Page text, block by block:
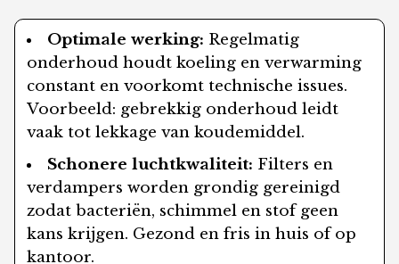
Optimale werking: Regelmatig
onderhoud houdt koeling en verwarming
constant en voorkomt technische issues.
Voorbeeld: gebrekkig onderhoud leidt
vaak tot lekkage van koudemiddel.
Schonere luchtkwaliteit: Filters en
verdampers worden grondig gereinigd
zodat bacteriën, schimmel en stof geen
kans krijgen. Gezond en fris in huis of op
kantoor.